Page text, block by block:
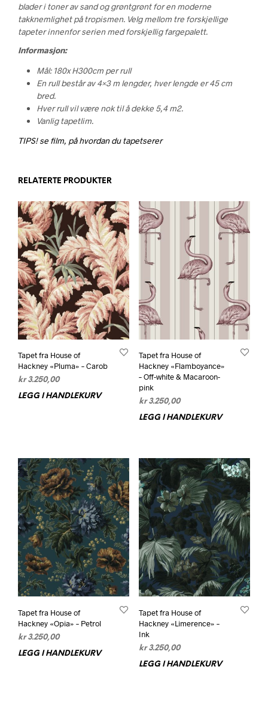
blader i toner av sand og grøntgrønt for en moderne
takknemlighet på tropismen. Velg mellom tre forskjellige
tapeter innenfor serien med forskjellig fargepalett.
Informasjon:
Mål: 180x H300cm per rull
En rull består av 4×3 m lengder, hver lengde er 45 cm
bred.
Hver rull vil være nok til å dekke 5,4 m2.
Vanlig tapetlim.
TIPS! se film, på hvordan du tapetserer
RELATERTE PRODUKTER
Tapet fra House of
Hackney «Pluma» – Carob
kr3.250,00
LEGG I HANDLEKURV
Tapet fra House of
Hackney «Flamboyance»
– Off-white & Macaroon-
pink
kr3.250,00
LEGG I HANDLEKURV
Tapet fra House of
Hackney «Opia» – Petrol
kr3.250,00
LEGG I HANDLEKURV
Tapet fra House of
Hackney «Limerence» –
Ink
kr3.250,00
LEGG I HANDLEKURV